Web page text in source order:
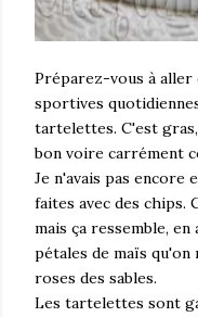
Préparez-vous à
sportives
tartelettes. C'est
bon voire carrément
Je n'avais pas encore
faites avec des chips.
mais ça ressemble,
pétales de maïs
roses des sables.
Les tartelettes sont